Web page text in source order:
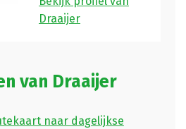
Draaijer
van Draaijer
naar dagelijkse